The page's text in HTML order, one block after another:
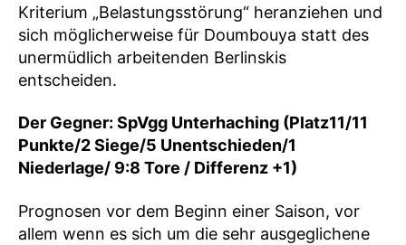
Kriterium „Belastungsstörung“ heranziehen und
sich möglicherweise für Doumbouya statt des
unermüdlich arbeitenden Berlinskis
entscheiden.
Der Gegner: SpVgg Unterhaching (Platz11/11
Punkte/2Siege/5 Unentschieden/1
Niederlage/ 9:8 Tore / Differenz +1)
Prognosen vor dem Beginn einer Saison, vor
allem wenn es sich um die sehr ausgeglichene